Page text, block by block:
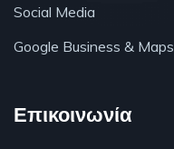
Social Media
Google Business & Maps
Επικοινωνία